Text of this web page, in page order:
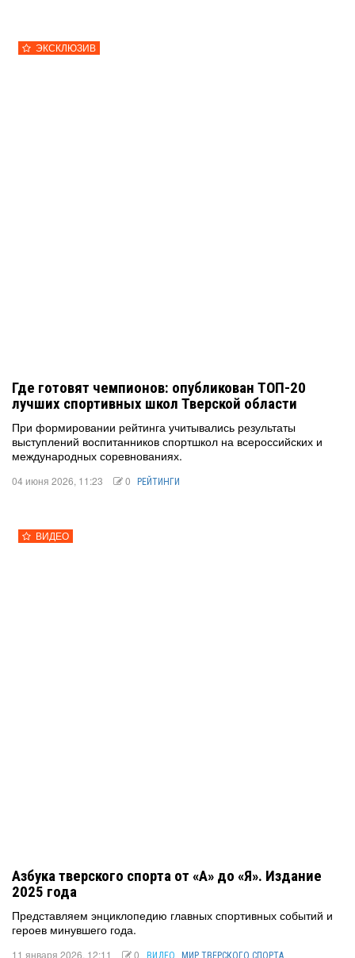
ЭКСКЛЮЗИВ
Где готовят чемпионов: опубликован ТОП-20
лучших спортивных школ Тверской области
При формировании рейтинга учитывались результаты
выступлений воспитанников спортшкол на всероссийских и
международных соревнованиях.
04 июня 2026, 11:23 0 РЕЙТИНГИ
ВИДЕО
Азбука тверского спорта от «А» до «Я». Издание
2025 года
Представляем энциклопедию главных спортивных событий и
героев минувшего года.
11 января 2026, 12:11 0